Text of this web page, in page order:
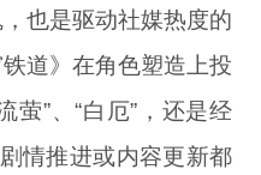
也是驱动社媒热度的
道》在角色塑造上投
萤”、“白厄”，还是经
情推进或内容更新都